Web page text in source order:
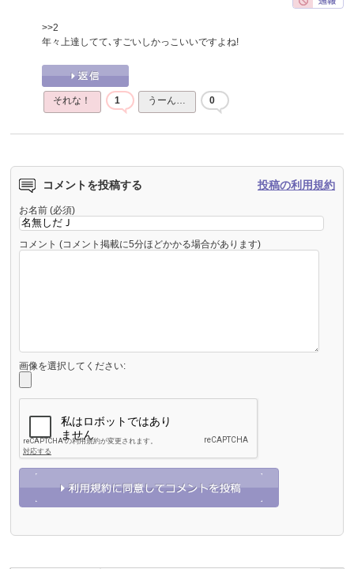
>>2
年々上達してて､すごいしかっこいいですよね!
それな！ 1 うーん… 0
コメントを投稿する 投稿の利用規約
お名前 (必須)
コメント (コメント掲載に5分ほどかかる場合があります)
画像を選択してください: